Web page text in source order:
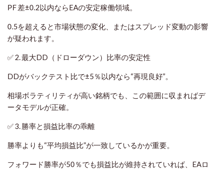
PF 差±0.2以内ならEAの安定稼働領域。
0.5を超えると市場状態の変化、またはスプレッド変動の影響
が疑われます。
✅ 2. 最大DD（ドローダウン）比率の安定性
DDがバックテスト比で±5％以内なら“再現良好”。
相場ボラティリティが高い銘柄でも、この範囲に収まればデ
ータモデルが正確。
✅ 3. 勝率と損益比率の乖離
勝率よりも“平均損益比”が一致しているかが重要。
フォワード勝率が50％でも損益比が維持されていれば、EAロ